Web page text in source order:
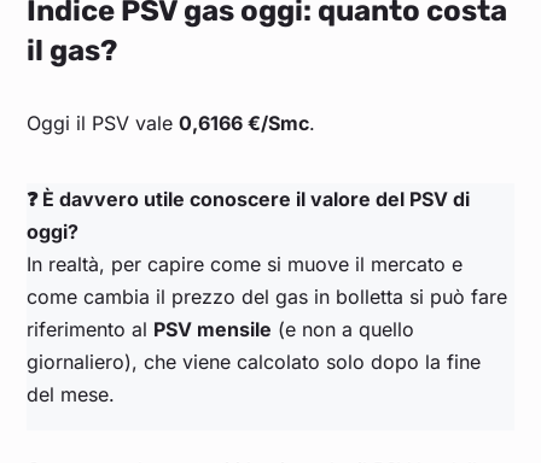
Novembre 2024 0,483
Luglio 2024 0,379
Giugno 2024 0,386
Indice PSV gas oggi: quanto costa
il gas?
Oggi il PSV vale0,6166 €/Smc.
❓ È davvero utile conoscere il valore del PSV di
oggi?
In realtà, per capire come si muove il mercato e
come cambia il prezzo del gas in bolletta si può fare
riferimento al PSV mensile (e non a quello
giornaliero), che viene calcolato solo dopo la fine
del mese.